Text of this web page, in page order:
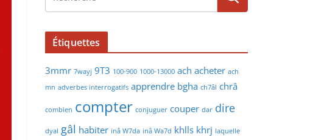
Étiquettes
3mmr 7wayj 9T3 100-900 1000-13000 ach acheter ach
mn adverbes interrogatifs apprendre bgha ch7âl chrâ
combien compter conjuguer couper dar dire
dyal gâl habiter inâ W7da inâ Wa7d khlls khrj laquelle